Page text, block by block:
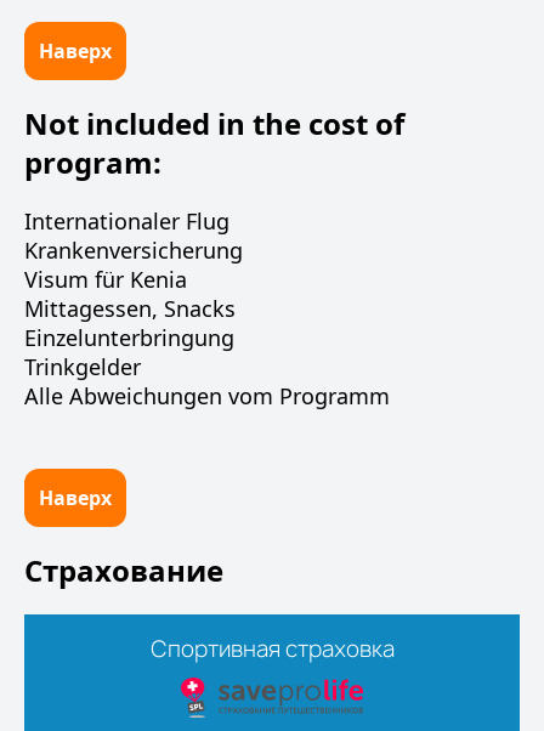
Наверх
Not included in the cost of
program:
Internationaler Flug
Krankenversicherung
Visum für Kenia
Mittagessen, Snacks
Einzelunterbringung
Trinkgelder
Alle Abweichungen vom Programm
Наверх
Страхование